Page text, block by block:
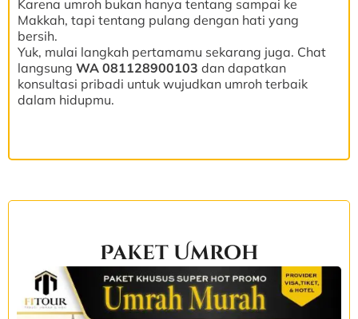
Karena umroh bukan hanya tentang sampai ke
Makkah, tapi tentang pulang dengan hati yang
bersih.
Yuk, mulai langkah pertamamu sekarang juga. Chat
langsung WA 081128900103 dan dapatkan
konsultasi pribadi untuk wujudkan umroh terbaik
dalam hidupmu.
Paket Umroh